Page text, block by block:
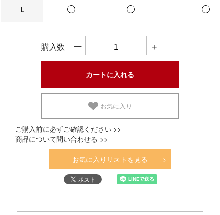
L
購入数 ー ＋
お気に入り
- ご購入前に必ずご確認ください >>
- 商品について問い合わせる >>
お気に入りリストを見る